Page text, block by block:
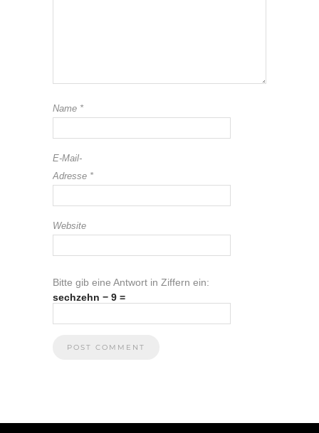
Name *
E-Mail-
Adresse *
Website
Bitte gib eine Antwort in Ziffern ein:
sechzehn − 9 =